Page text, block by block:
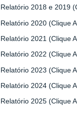
Relatório 2018 e 2019
Relatório 2020 (Clique
Relatório 2021 (Clique
Relatório 2022 (Clique
Relatório 2023 (Clique
Relatório 2024 (Clique
Relatório 2025 (Clique